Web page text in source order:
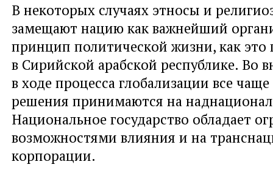
В некоторых случаях этносы и
замещают нацию как важнейший
принцип политической жизни, как это
в Сирийской арабской республике. Во
в ходе процесса глобализации все
решения принимаются на
Национальное государство обладает
возможностями влияния и на
корпорации.